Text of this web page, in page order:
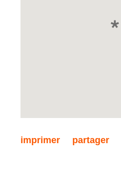
imprimer partager